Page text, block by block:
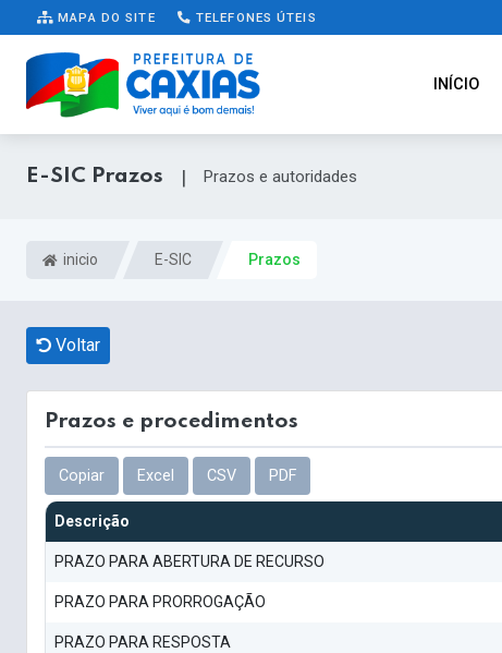
MAPA DO SITE TELEFONES ÚTEIS
INÍCIO
E-SIC Prazos | Prazos e autoridades
inicio E-SIC Prazos
Voltar
Prazos e procedimentos
Copiar Excel CSV PDF
Descrição
PRAZO PARA ABERTURA DE RECURSO
PRAZO PARA PRORROGAÇÃO
PRAZO PARA RESPOSTA